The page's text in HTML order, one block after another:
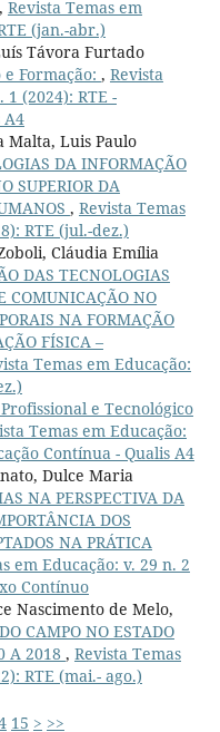
, Revista Temas em
(jan.-abr.)
Távora Furtado
Formação: , Revista
1 (2024): RTE -
A4
Malta, Luis Paulo
DA INFORMAÇÃO
SUPERIOR DA
, Revista Temas
RTE (jul.-dez.)
Cláudia Emília
DAS TECNOLOGIAS
COMUNICAÇÃO NO
NA FORMAÇÃO
FÍSICA –
Temas em Educação:
e Tecnológico
Temas em Educação:
Contínua - Qualis A4
Dulce Maria
NA PERSPECTIVA DA
DOS
NA PRÁTICA
em Educação: v. 29 n. 2
Contínuo
Nascimento de Melo,
CAMPO NO ESTADO
A 2018 , Revista Temas
RTE (mai.- ago.)
15 > >>